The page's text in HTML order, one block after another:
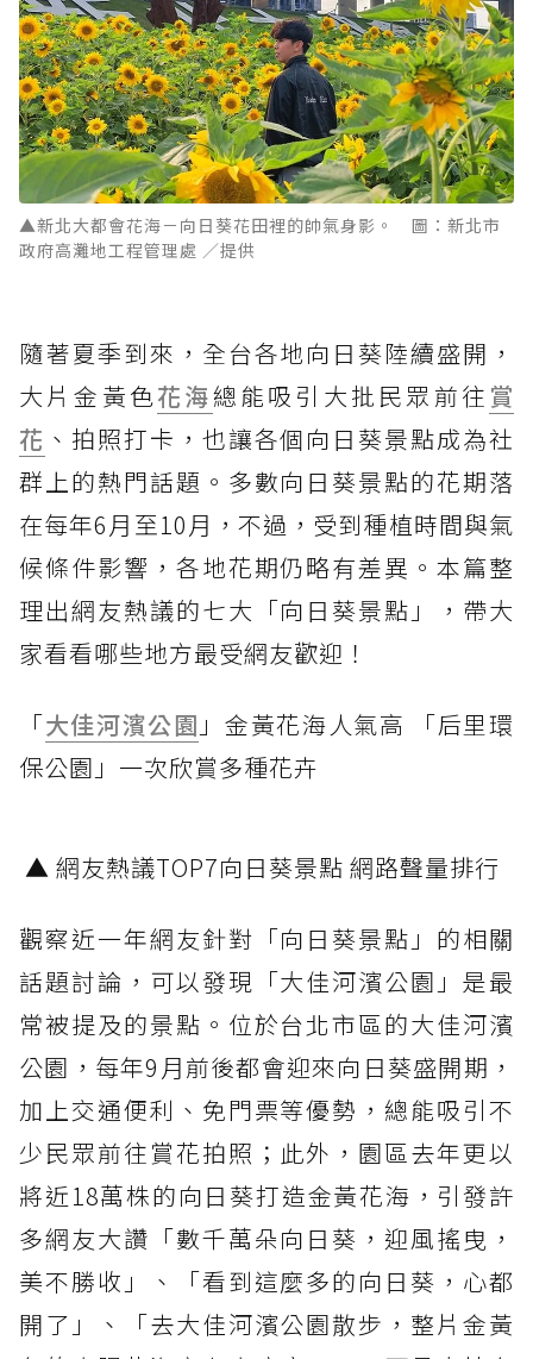
▲新北大都會花海－向日葵花田裡的帥氣身影。 圖：新北市
政府高灘地工程管理處 ／提供
隨著夏季到來，全台各地向日葵陸續盛開，
大片金黃色花海總能吸引大批民眾前往 賞
花 、拍照打卡，也讓各個向日葵景點成為社
群上的熱門話題。多數向日葵景點的花期落
在每年6月至10月，不過，受到種植時間與氣
候條件影響，各地花期仍略有差異。本篇整
理出網友熱議的七大「向日葵景點」，帶大
家看看哪些地方最受網友歡迎！
「大佳河濱公園 」金黃花海人氣高 「后里環
保公園」一次欣賞多種花卉
▲ 網友熱議TOP7向日葵景點 網路聲量排行
觀察近一年網友針對「向日葵景點」的相關
話題討論，可以發現「大佳河濱公園」是最
常被提及的景點。位於台北市區的大佳河濱
公園，每年9月前後都會迎來向日葵盛開期，
加上交通便利、免門票等優勢，總能吸引不
少民眾前往賞花拍照；此外，園區去年更以
將近18萬株的向日葵打造金黃花海，引發許
多網友大讚「數千萬朵向日葵，迎風搖曳，
美不勝收」、「看到這麼多的向日葵，心都
開了」、「去大佳河濱公園散步，整片金黃